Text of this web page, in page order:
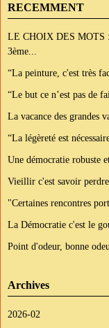
RECEMMENT
LE CHOIX DES MOTS
3ème...
“La peinture, c'est très
“Le but ce n’est pas de
La vacance des grandes
“La légèreté est
Une démocratie robuste
Vieillir c'est savoir
"Certaines rencontres
La Démocratie c'est le
Point d'odeur, bonne
Archives
2026-02